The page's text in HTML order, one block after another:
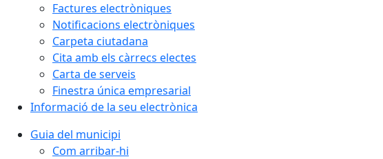
Factures electròniques
Notificacions electròniques
Carpeta ciutadana
Cita amb els càrrecs electes
Carta de serveis
Finestra única empresarial
Informació de la seu electrònica
Guia del municipi
Com arribar-hi